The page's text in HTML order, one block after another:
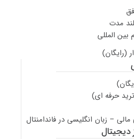
مدت
بین المللی
(رایگان)
حرفه ای)
– زبان انگلیسی در فاندامنتال